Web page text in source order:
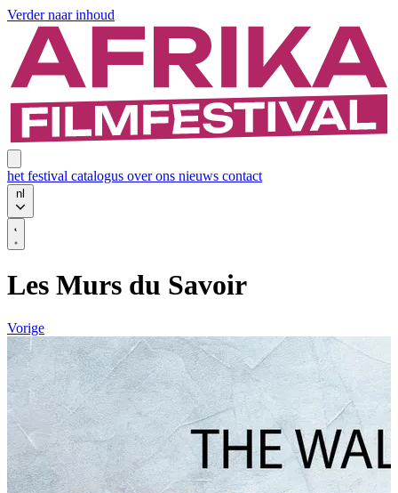
Verder naar inhoud
het festival catalogus over ons nieuws contact
nl
Les Murs du Savoir
Vorige